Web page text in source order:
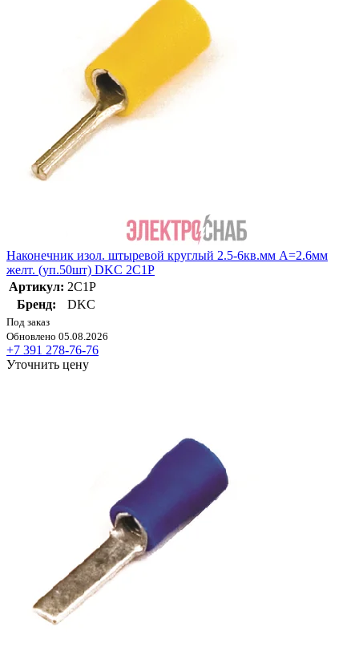
Наконечник изол. штыревой круглый 2.5-6кв.мм А=2.6мм
желт. (уп.50шт) DKC 2C1P
Артикул: 2C1P
Бренд:
DKC
Под заказ
Обновлено 05.08.2026
+7 391 278-76-76
Уточнить цену